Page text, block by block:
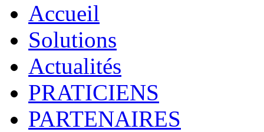
Accueil
Solutions
Actualités
PRATICIENS
PARTENAIRES